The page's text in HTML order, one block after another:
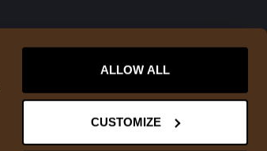
ALLOW ALL
CUSTOMIZE